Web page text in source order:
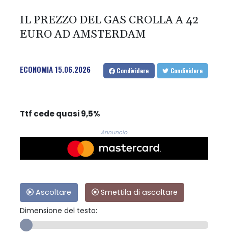
IL PREZZO DEL GAS CROLLA A 42
EURO AD AMSTERDAM
ECONOMIA15.06.2026 Condividere Condividere
Ttf cede quasi 9,5%
Annuncio
Ascoltare
Smettila di ascoltare
Dimensione del testo: